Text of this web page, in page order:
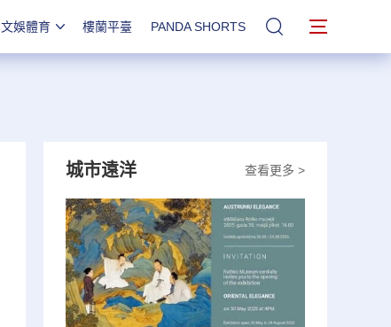
文娛體育 樓蘭平臺 PANDA SHORTS 站內搜索
查看更多 >
城市遠洋